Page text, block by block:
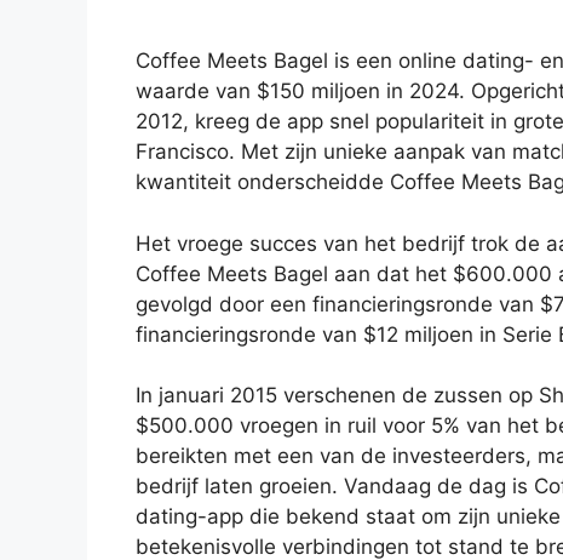
Coffee Meets Bagel is een online dating-
waarde van $150 miljoen in 2024.
2012, kreeg de app snel populariteit in
Francisco. Met zijn unieke aanpak van
kwantiteit onderscheidde Coffee Meets
Het vroege succes van het bedrijf trok de
Coffee Meets Bagel aan dat het
gevolgd door een financieringsronde van
financieringsronde van $12 miljoen in Serie
In januari 2015 verschenen de zussen op
$500.000 vroegen in ruil voor 5% van het
bereikten met een van de investeerders,
bedrijf laten groeien. Vandaag de dag is
dating-app die bekend staat om zijn
betekenisvolle verbindingen tot stand te